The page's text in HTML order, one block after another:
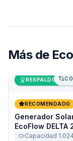
Más de
Generador
Últimas unidades
RESPALDO DE
RECOMENDADO
Generador
EcoFlow DELTA
Capacidad 1.024